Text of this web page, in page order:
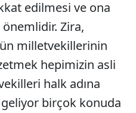
edilmesi ve ona
önemlidir. Zira,
milletvekillerinin
hepimizin asli
halk adına
geliyor birçok konuda